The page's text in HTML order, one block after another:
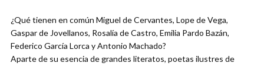
¿Qué tienen en común Miguel de Cervantes, Lope de Vega,
Gaspar de Jovellanos, Rosalía de Castro, Emilia Pardo Bazán,
Federico García Lorca y Antonio Machado?
Aparte de su esencia de grandes literatos, poetas ilustres de